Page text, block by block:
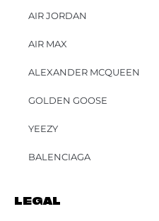
AIR JORDAN
AIR MAX
ALEXANDER MCQUEEN
GOLDEN GOOSE
YEEZY
BALENCIAGA
LEGAL